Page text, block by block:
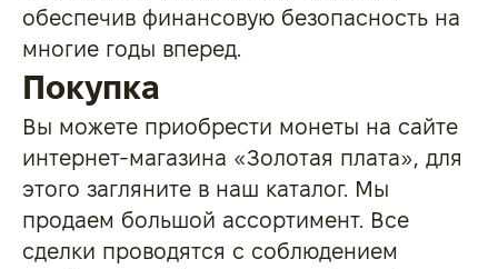
обеспечив финансовую безопасность на
многие годы вперед.
Покупка
Вы можете приобрести монеты на сайте
интернет-магазина «Золотая плата», для
этого загляните в наш каталог. Мы
продаем большой ассортимент. Все
сделки проводятся с соблюдением